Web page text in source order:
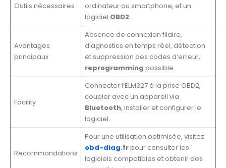
Outils nécessaires
ordinateur ou smartphone, et un
logiciel OBD2.
Avantages
principaux
Absence de connexion filaire,
diagnostics en temps réel, détection
et suppression des codes d’erreur,
reprogramming possible.
Facility
Connecter l’ELM327 à la prise OBD2,
coupler avec un appareil via
Bluetooth, installer et configurer le
logiciel.
Recommandations
Pour une utilisation optimisée, visitez
obd-diag.frpour consulter les
logiciels compatibles et obtenir des